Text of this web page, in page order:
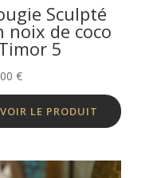
Sculpté
noix de coco
5
€
VOIR LE PRODUIT